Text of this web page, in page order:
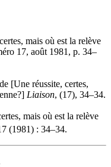
mais où est la relève
17, août 1981, p. 34–
[Une réussite, certes,
Liaison, (17), 34–34.
mais où est la relève
(1981) : 34–34.